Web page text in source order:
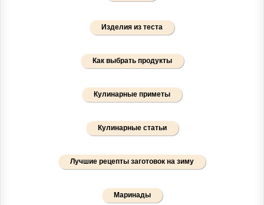
Изделия из теста
Как выбрать продукты
Кулинарные приметы
Кулинарные статьи
Лучшие рецепты заготовок на зиму
Маринады